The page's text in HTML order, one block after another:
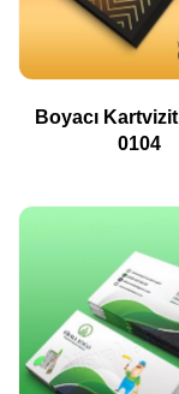
Boyacı
0104